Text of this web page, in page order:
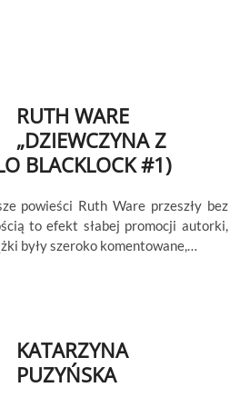
RUTH WARE
„DZIEWCZYNA Z
BLACKLOCK #1)
powieści Ruth Ware przeszły bez
to efekt słabej promocji autorki,
były szeroko komentowane,…
KATARZYNA
PUZYŃSKA